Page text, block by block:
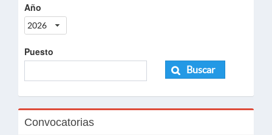
Año
2026
Puesto
Buscar
Convocatorias